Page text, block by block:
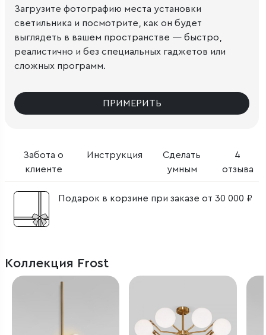
Забота о
клиенте
Инструкция
Сделать
умным
4
отзыва
Подарок в корзине при заказе от 30 000 ₽
Загрузите фотографию места установки
светильника и посмотрите, как он будет
выглядеть в вашем пространстве — быстро,
реалистично и без специальных гаджетов или
сложных программ.
ПРИМЕРИТЬ
Коллекция Frost